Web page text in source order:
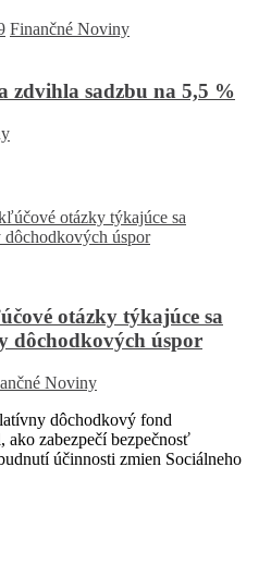
Finančné Noviny
zdvihla sadzbu na 5,5 %
otázky týkajúce sa
dôchodkových úspor
Noviny
dôchodkový fond
zabezpečí bezpečnosť
účinnosti zmien Sociálneho